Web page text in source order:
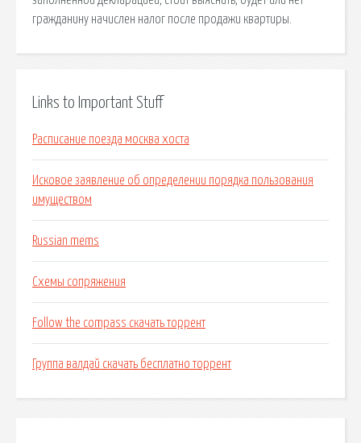
гражданину начислен налог после продажи квартиры.
Links to Important Stuff
Расписание поезда москва хоста
Исковое заявление об определении порядка пользования
имуществом
Russian mems
Схемы сопряжения
Follow the compass скачать торрент
Группа валдай скачать бесплатно торрент